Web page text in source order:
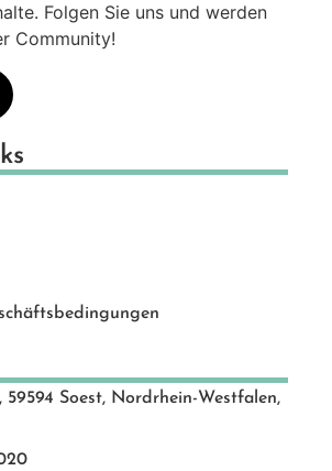
Folgen Sie uns und werden
Community!
59594 Soest, Nordrhein-Westfalen,